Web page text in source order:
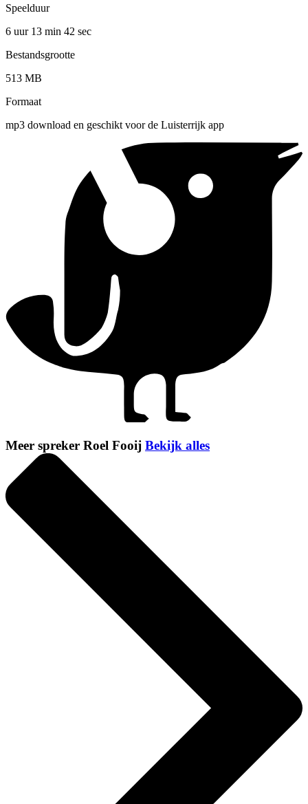
Speelduur
6 uur 13 min 42 sec
Bestandsgrootte
513 MB
Formaat
mp3 download en geschikt voor de Luisterrijk app
Meer spreker Roel Fooij Bekijk alles